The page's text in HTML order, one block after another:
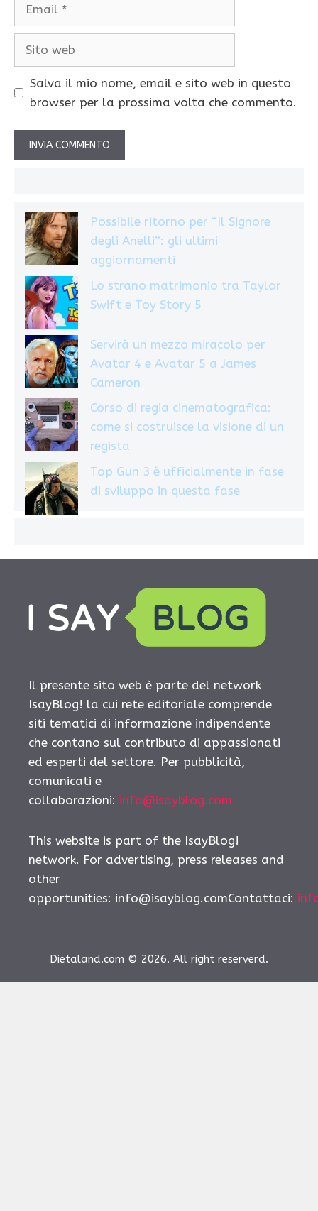
Salva il mio nome, email e sito web in questo
browser per la prossima volta che commento.
Possibile ritorno per “Il Signore
degli Anelli”: gli ultimi
aggiornamenti
Lo strano matrimonio tra Taylor
Swift e Toy Story 5
Servirà un mezzo miracolo per
Avatar 4 e Avatar 5 a James
Cameron
Corso di regia cinematografica:
come si costruisce la visione di un
regista
Top Gun 3 è ufficialmente in fase
di sviluppo in questa fase
Il presente sito web è parte del network
IsayBlog! la cui rete editoriale comprende
siti tematici di informazione indipendente
che contano sul contributo di appassionati
ed esperti del settore. Per pubblicità,
comunicati e
collaborazioni: info@isayblog.com
This website is part of the IsayBlog!
network. For advertising, press releases and
other
opportunities: info@isayblog.comContattaci:
Dietaland.com © 2026. All right reserverd.